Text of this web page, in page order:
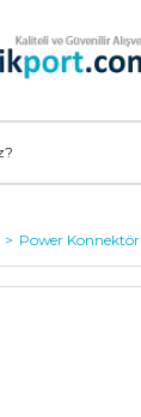
Power Konnektör